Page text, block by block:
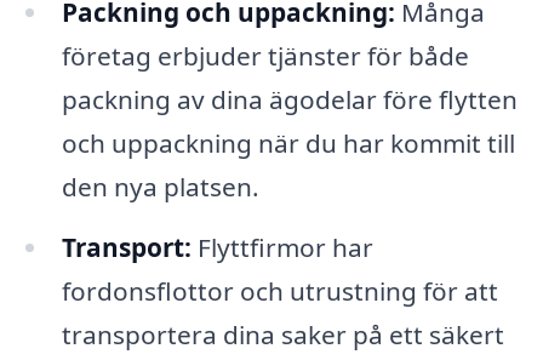
Packning och uppackning: Många
företag erbjuder tjänster för både
packning av dina ägodelar före flytten
och uppackning när du har kommit till
den nya platsen.
Transport: Flyttfirmor har
fordonsflottor och utrustning för att
transportera dina saker på ett säkert